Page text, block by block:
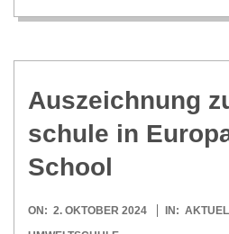
Aus­zeich­nung
schule in
School
2024-
ON: 2. OKTOBER 2024 IN: